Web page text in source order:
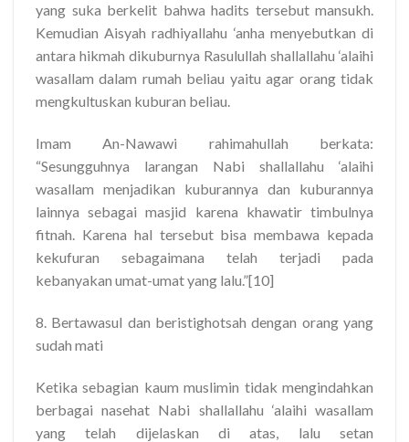
yang suka berkelit bahwa hadits tersebut mansukh.
Kemudian Aisyah radhiyallahu ‘anha menyebutkan di
antara hikmah dikuburnya Rasulullah shallallahu ‘alaihi
wasallam dalam rumah beliau yaitu agar orang tidak
mengkultuskan kuburan beliau.
Imam An-Nawawi rahimahullah berkata:
“Sesungguhnya larangan Nabi shallallahu ‘alaihi
wasallam menjadikan kuburannya dan kuburannya
lainnya sebagai masjid karena khawatir timbulnya
fitnah. Karena hal tersebut bisa membawa kepada
kekufuran sebagaimana telah terjadi pada
kebanyakan umat-umat yang lalu.”[10]
8. Bertawasul dan beristighotsah dengan orang yang
sudah mati
Ketika sebagian kaum muslimin tidak mengindahkan
berbagai nasehat Nabi shallallahu ‘alaihi wasallam
yang telah dijelaskan di atas, lalu setan